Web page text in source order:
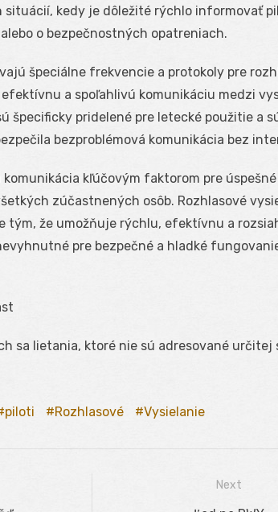
kedy je dôležité rýchlo informovať
o bezpečnostných opatreniach.
špeciálne frekvencie a protokoly pre
a spoľahlivú komunikáciu medzi
špecificky pridelené pre letecké použitie a
bezproblémová komunikácia bez
kľúčovým faktorom pre
zúčastnených osôb. Rozhlasové
tým, že umožňuje rýchlu, efektívnu a
pre bezpečné a hladké
sa lietania, ktoré nie sú adresované určitej
piloti Rozhlasové Vysielanie
Next